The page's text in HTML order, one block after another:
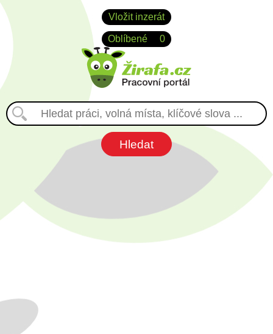
Vložit inzerát
Oblíbené 0